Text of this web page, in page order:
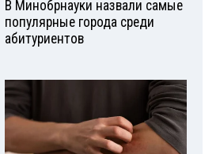
В Минобрнауки назвали самые
популярные города среди
абитуриентов